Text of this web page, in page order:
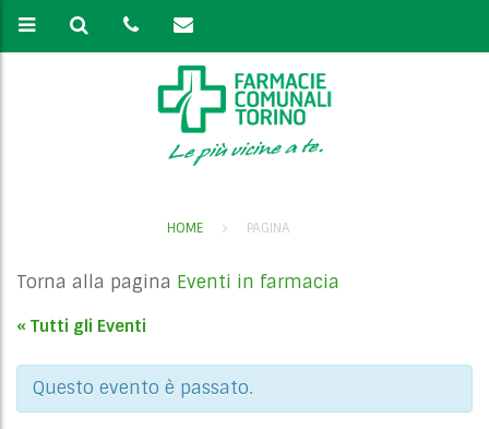
HOME PAGINA
Torna alla pagina Eventi in farmacia
« Tutti gli Eventi
Questo evento è passato.